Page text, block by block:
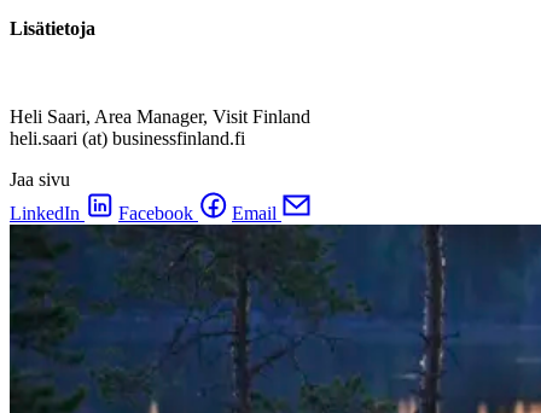
Lisätietoja
Heli Saari, Area Manager, Visit Finland
heli.saari (at) businessfinland.fi
Jaa sivu
LinkedIn
Facebook Email